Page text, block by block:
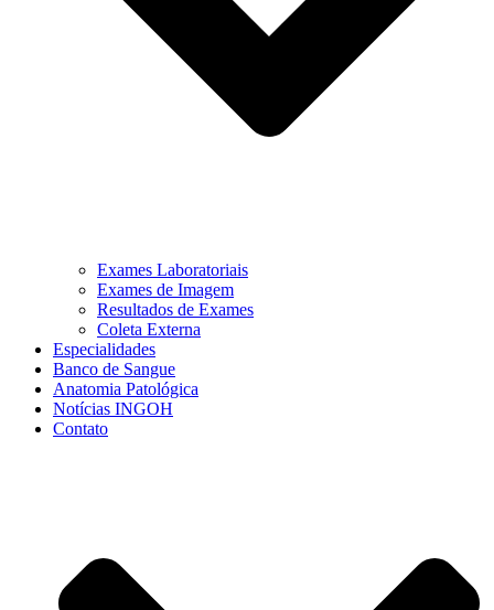
Exames Laboratoriais
Exames de Imagem
Resultados de Exames
Coleta Externa
Especialidades
Banco de Sangue
Anatomia Patológica
Notícias INGOH
Contato